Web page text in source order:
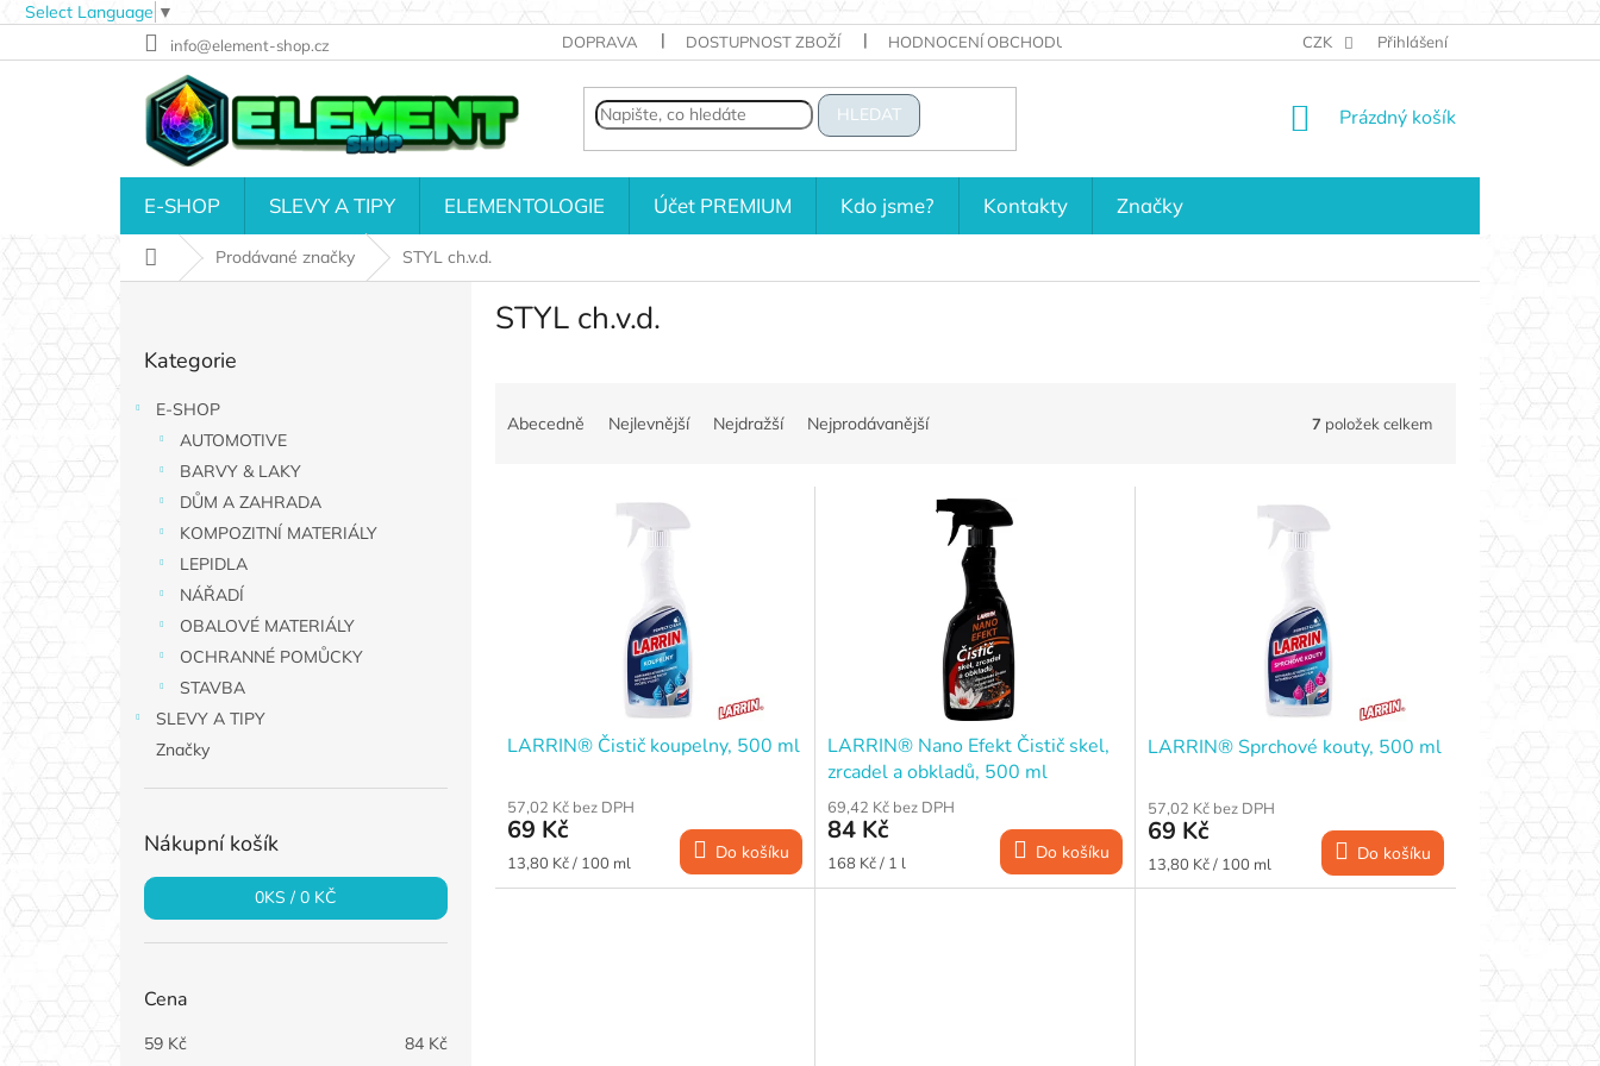
Select Language ▼
na
info@element-shop.cz DOPRAVA DOSTUPNOST ZBOŽÍ HODNOCENÍ OBCHODU KONTAKTY KDO JSME?
CZK Přihlášení
HLEDAT
NÁKUPNÍ
Prázdný košík
E-SHOP SLEVY A TIPY ELEMENTOLOGIE Účet PREMIUM Kdo jsme? Kontakty Značky
Domů Prodávané značky STYL ch.v.d.
P
r
p
kategorie
Kategorie
E-SHOP
AUTOMOTIVE
BARVY & LAKY
DŮM A ZAHRADA
KOMPOZITNÍ MATERIÁLY
LEPIDLA
NÁŘADÍ
OBALOVÉ MATERIÁLY
OCHRANNÉ POMŮCKY
STAVBA
SLEVY A TIPY
Značky
Nákupní košík
0KS /0 KČ
Cena
59Kč 84Kč
STYL ch.v.d.
Abecedně Nejlevnější Nejdražší Nejprodávanější 7 položek celkem
LARRIN® Čistič koupelny, 500 ml
57,02 Kč bez DPH
69 Kč
Měrná
cena:
13,80 Kč / 100 ml Do košíku
LARRIN® Nano Efekt Čistič skel,
zrcadel a obkladů, 500 ml
69,42 Kč bez DPH
84 Kč
Měrná
cena:
168 Kč / 1 l Do košíku
LARRIN® Sprchové kouty, 500 ml
57,02 Kč bez DPH
69 Kč
Měrná
cena:
13,80 Kč / 100 ml Do košíku